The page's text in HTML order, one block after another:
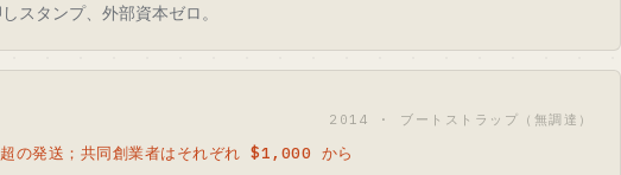
スタンプ、外部資本ゼロ。
2014 · ブートストラップ（無調達）
の発送；共同創業者はそれぞれ $1,000 から